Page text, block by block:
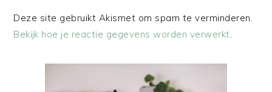
Deze site gebruikt Akismet om spam te verminderen.
Bekijk hoe je reactie gegevens worden verwerkt